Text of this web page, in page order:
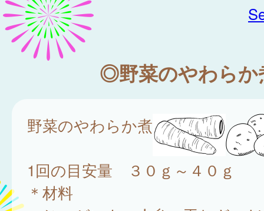
◎野菜のやわらか
野菜のやわらか煮
1回の目安量 ３０ｇ～４０ｇ
＊材料